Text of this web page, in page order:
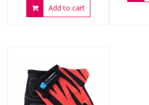
Add to cart